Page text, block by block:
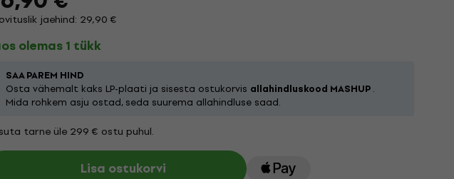
jaehind: 29,90 €
olemas 1 tükk
SAA PAREM HIND
Osta vähemalt kaks LP-plaati ja sisesta ostukorvis allahindluskood MASHUP.
Mida rohkem asju ostad, seda suurema allahindluse saad.
tarne üle 299 € ostu puhul.
Lisa ostukorvi